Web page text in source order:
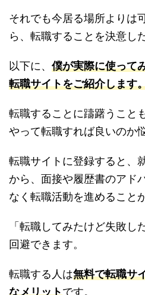
それでも今居る場所よりは
ら、転職することを決意し
以下に、 僕が実際に使って
転職サイトをご紹介します
転職することに躊躇うこと
やって転職すれば良いのか
転職サイトに登録すると、
から、面接や履歴書のアド
なく転職活動を進めること
「転職してみたけど失敗し
回避できます。
転職する人は無料で転職サ
なメリットです。